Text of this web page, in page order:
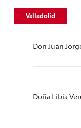
Valladolid
Don Juan
Doña Libia